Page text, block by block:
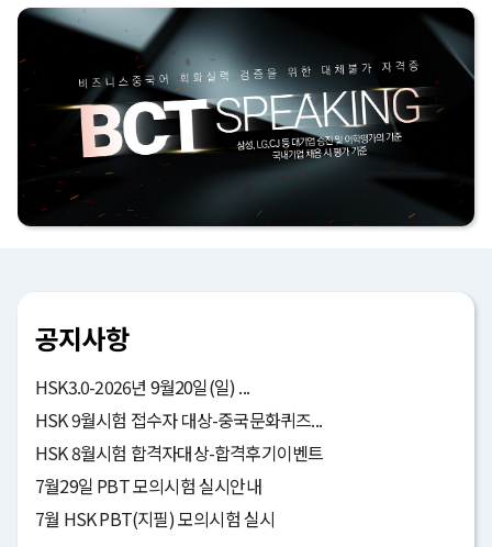
공지사항
HSK3.0-2026년 9월20일(일) ...
HSK 9월시험 접수자 대상-중국문화퀴즈...
HSK 8월시험 합격자대상-합격후기이벤트
7월29일 PBT 모의시험 실시안내
7월 HSK PBT(지필) 모의시험 실시